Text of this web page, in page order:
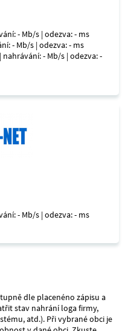
- Mb/s | odezva: - ms
- Mb/s | odezva: - ms
nahrávání: - Mb/s | odezva: -
- Mb/s | odezva: - ms
dle placenéno zápisu a
stav nahrání loga firmy,
atd.). Při vybrané obci je